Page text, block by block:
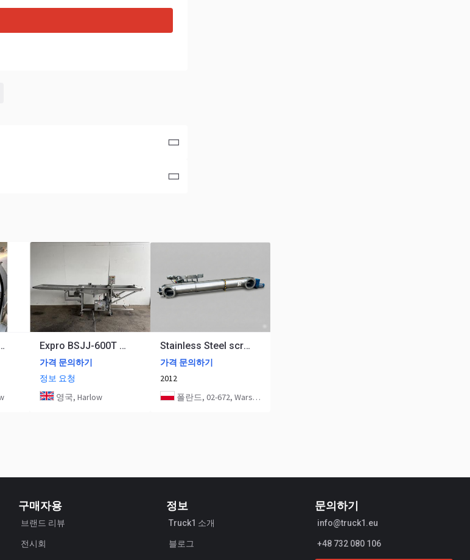
Rounder and Divider Expro BSJJ-600T Tempura machine
가격 문의하기
정보 요청
영국, Harlow
Stainless Steel screw conveyor Derichs FMS-T-400
가격 문의하기
2012
폴란드, 02-672, Warszawa
구매자용
브랜드 리뷰
전시회
정보
Truck1 소개
블로그
문의하기
info@truck1.eu
+48 732 080 106